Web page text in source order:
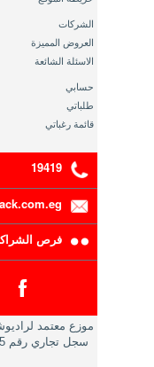
الشركات
العروض المميزة
الاسئلة الشائعة
حسابي
طلباتي
قائمة رغباتي
19419
فرص
موزع معتمد